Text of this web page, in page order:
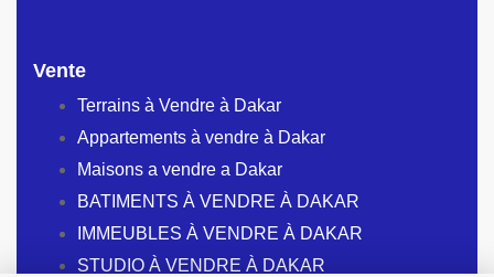
Vente
Terrains à Vendre à Dakar
Appartements à vendre à Dakar
Maisons a vendre a Dakar
BATIMENTS À VENDRE À DAKAR
IMMEUBLES À VENDRE À DAKAR
STUDIO À VENDRE À DAKAR